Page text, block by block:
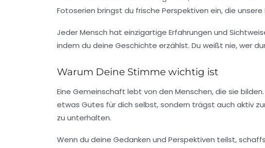
Fotoserien bringst du frische Perspektiven ein, die
Jeder Mensch hat einzigartige Erfahrungen und
indem du deine Geschichte erzählst. Du weißt nie, wer
Warum Deine Stimme wichtig ist
Eine Gemeinschaft lebt von den Menschen, die sie
etwas Gutes für dich selbst, sondern trägst auch aktiv
zu unterhalten.
Wenn du deine Gedanken und Perspektiven teilst,